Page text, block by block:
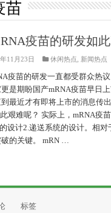
苗
疫苗的研发如
11月23日 休闲热点 新闻热点
疫苗的研发一直都受群众热
是期盼国产mRNA疫苗早日
最近才有即将上市的消息传
艰难呢？ 实际上，mRNA疫
设计2.递送系统的设计。相对
的关键。 mRN …
标签